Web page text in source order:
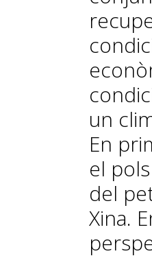
un
En
el
del
Xina.